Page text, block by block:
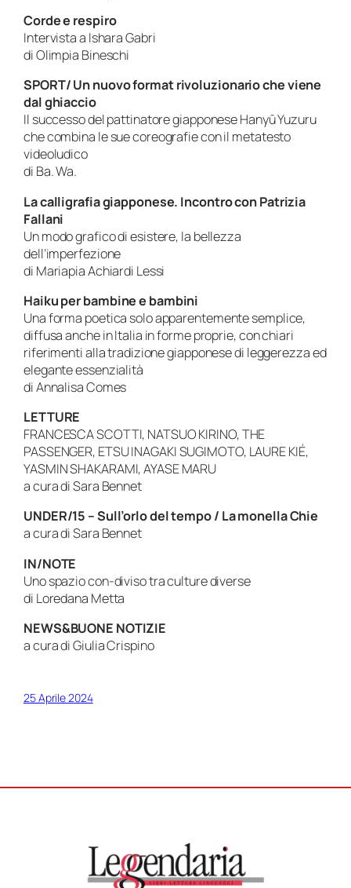
Corde e respiro
Intervista a Ishara Gabri
di Olimpia Bineschi
SPORT/ Un nuovo format rivoluzionario che viene
dal ghiaccio
Il successo del pattinatore giapponese Hanyū Yuzuru
che combina le sue coreografie con il metatesto
videoludico
di Ba. Wa.
La calligrafia giapponese. Incontro con Patrizia
Fallani
Un modo grafico di esistere, la bellezza
dell’imperfezione
di Mariapia Achiardi Lessi
Haiku per bambine e bambini
Una forma poetica solo apparentemente semplice,
diffusa anche in Italia in forme proprie, con chiari
riferimenti alla tradizione giapponese di leggerezza ed
elegante essenzialità
di Annalisa Comes
LETTURE
FRANCESCA SCOTTI, NATSUO KIRINO, THE
PASSENGER, ETSU INAGAKI SUGIMOTO, LAURE KIÉ,
YASMIN SHAKARAMI, AYASE MARU
a cura di Sara Bennet
UNDER/15 – Sull’orlo del tempo / La monella Chie
a cura di Sara Bennet
IN/NOTE
Uno spazio con-diviso tra culture diverse
di Loredana Metta
NEWS&BUONE NOTIZIE
a cura di Giulia Crispino
25 Aprile 2024